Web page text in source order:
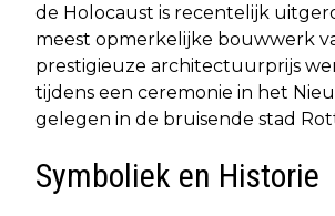
de Holocaust is recentelijk
meest opmerkelijke bouwwerk
prestigieuze architectuurprijs
tijdens een ceremonie in het
gelegen in de bruisende stad
Symboliek en Historie